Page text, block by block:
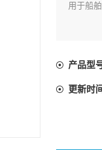
用于船
产品型号
更新时间